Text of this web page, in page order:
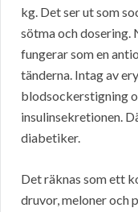
kg. Det ser ut som
sötma och dosering.
fungerar som en
tänderna. Intag av
blodsockerstigning
insulinsekretionen.
diabetiker.
Det räknas som ett
druvor, meloner och